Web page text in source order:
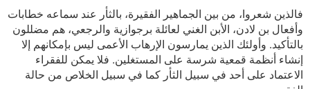
فالذين شعروا، من بين الجماهير الفقيرة، بالثأر عند سماعه خطابات
وأفعال بن لادن، الأبن الغني لعائلة برجوازية والرجعي، هم مضللون
بالتأكيد. وأولئك الذين يمارسون الإرهاب الأعمى ليس بإمكانهم إلا
إنشاء أنظمة قمعية شرسة على المستغلين. فلا يمكن للفقراء
الاعتماد على أحد في سبيل الثأر كما في سبيل الخلاص من حالة